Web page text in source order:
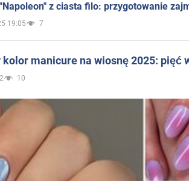
z ciasta filo: przygotowanie
19:05 7
manicure na wiosnę 2025: pięć
10